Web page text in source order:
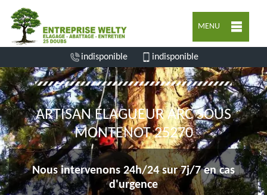
MENU
indisponible indisponible
ARTISAN ÉLAGUEUR ARC SOUS
MONTENOT 25270
Nous intervenons 24h/24 sur 7j/7 en cas
d'urgence